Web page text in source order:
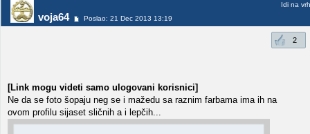
voja64 Poslao: 21 Dec 2013 13:19
Idi na vrh
2
[Link mogu videti samo ulogovani korisnici]
Ne da se foto šopaju neg se i mažedu sa raznim farbama ima ih na
ovom profilu sijaset sličnih a i lepčih...